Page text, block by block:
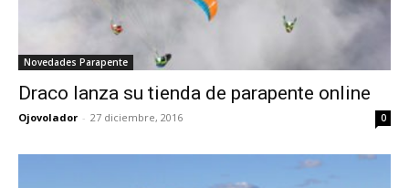
Novedades Parapente
Draco lanza su tienda de parapente online
Ojovolador - 27 diciembre, 2016 0